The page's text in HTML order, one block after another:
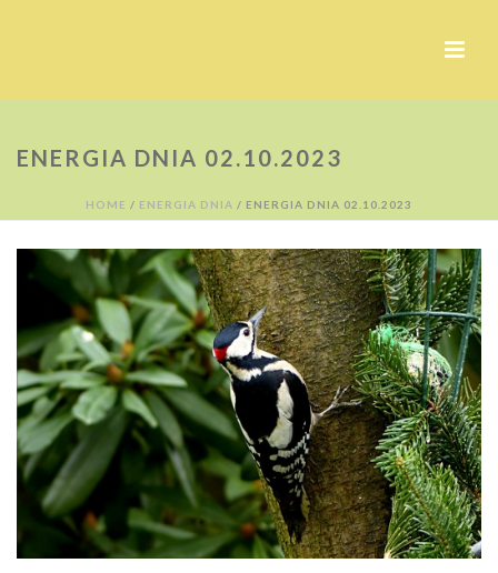
ENERGIA DNIA 02.10.2023
HOME / ENERGIA DNIA / ENERGIA DNIA 02.10.2023